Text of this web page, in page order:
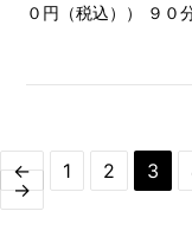
０円（税込）） ９
← 1 2 3
→